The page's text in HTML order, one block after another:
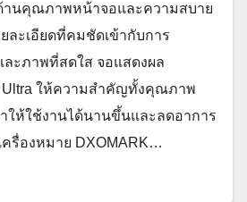
านคุณภาพหน้าจอและความสบาย
ละเอียดที่คมชัดเข้ากับการ
ะภาพที่สดใส จอแสดงผล
Ultra ให้ความสำคัญทั้งคุณภาพ
ให้ใช้งานได้นานขึ้นและลดอาการ
รื่องหมาย DXOMARK…